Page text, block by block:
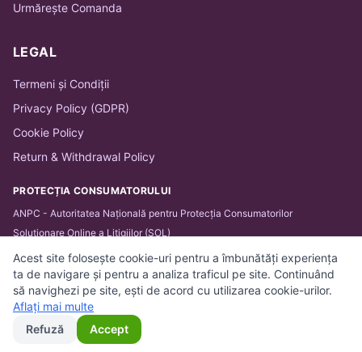
Urmărește Comanda
LEGAL
Termeni și Condiții
Privacy Policy (GDPR)
Cookie Policy
Return & Withdrawal Policy
PROTECȚIA CONSUMATORULUI
ANPC - Autoritatea Națională pentru Protecția Consumatorilor
Soluționare Online a Litigiilor (SOL)
© 2026 BARTHA IT SOLUTIONS SRL. Toate drepturile
Acest site folosește cookie-uri pentru a îmbunătăți experiența
ta de navigare și pentru a analiza traficul pe site. Continuând
să navighezi pe site, ești de acord cu utilizarea cookie-urilor.
Aflați mai multe
Refuză
Accept